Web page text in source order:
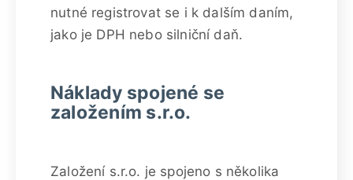
nutné registrovat se i k dalším daním,
jako je DPH nebo silniční daň.
Náklady spojené se
založením s.r.o.
Založení s.r.o. je spojeno s několika